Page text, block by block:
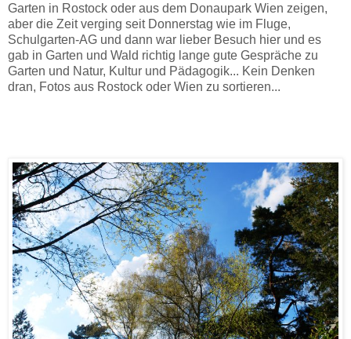
Garten in Rostock oder aus dem Donaupark Wien zeigen,
aber die Zeit verging seit Donnerstag wie im Fluge,
Schulgarten-AG und dann war lieber Besuch hier und es
gab in Garten und Wald richtig lange gute Gespräche zu
Garten und Natur, Kultur und Pädagogik... Kein Denken
dran, Fotos aus Rostock oder Wien zu sortieren...